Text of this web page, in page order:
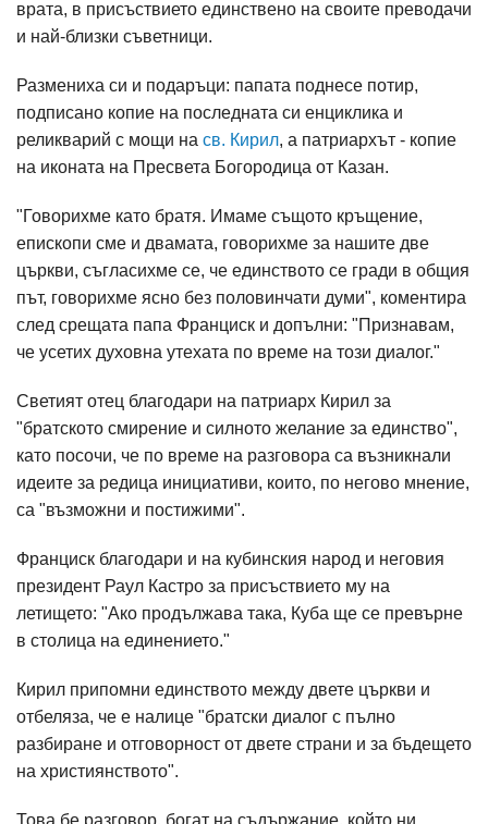
врата, в присъствието единствено на своите преводачи
и най-близки съветници.
Размениха си и подаръци: папата поднесе потир,
подписано копие на последната си енциклика и
реликварий с мощи на св. Кирил, а патриархът - копие
на иконата на Пресвета Богородица от Казан.
"Говорихме като братя. Имаме същото кръщение,
епископи сме и двамата, говорихме за нашите две
църкви, съгласихме се, че единството се гради в общия
път, говорихме ясно без половинчати думи", коментира
след срещата папа Франциск и допълни: "Признавам,
че усетих духовна утехата по време на този диалог."
Светият отец благодари на патриарх Кирил за
"братското смирение и силното желание за единство",
като посочи, че по време на разговора са възникнали
идеите за редица инициативи, които, по негово мнение,
са "възможни и постижими".
Франциск благодари и на кубинския народ и неговия
президент Раул Кастро за присъствието му на
летището: "Ако продължава така, Куба ще се превърне
в столица на единението."
Кирил припомни единството между двете църкви и
отбеляза, че е налице "братски диалог с пълно
разбиране и отговорност от двете страни и за бъдещето
на християнството".
Това бе разговор, богат на съдържание, който ни